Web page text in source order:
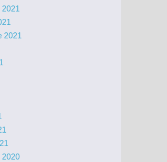
2021
2021
2020